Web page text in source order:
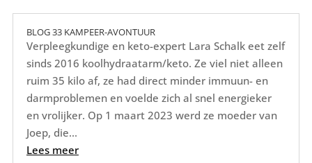
BLOG 33 KAMPEER-AVONTUUR
Verpleegkundige en keto-expert Lara Schalk eet zelf
sinds 2016 koolhydraatarm/keto. Ze viel niet alleen
ruim 35 kilo af, ze had direct minder immuun- en
darmproblemen en voelde zich al snel energieker
en vrolijker. Op 1 maart 2023 werd ze moeder van
Joep, die...
Lees meer